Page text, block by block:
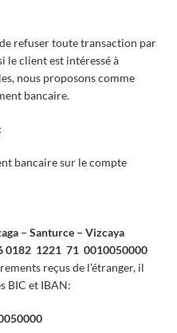
refuser toute transaction par
le client est intéressé à
nous proposons comme
bancaire.
bancaire sur le compte
– Santurce – Vizcaya
0182 1221 71 0010050000
reçus de l’étranger, il
BIC et IBAN: